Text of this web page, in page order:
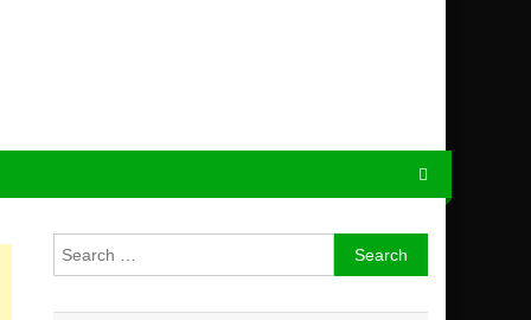
Search
for: